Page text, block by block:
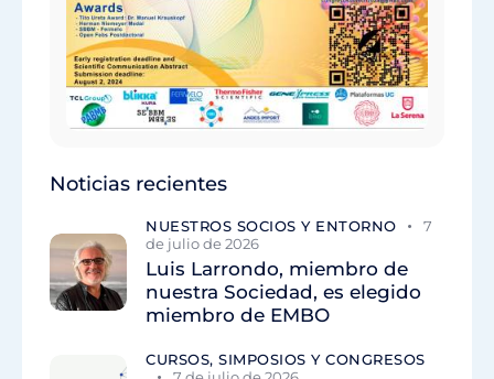
Noticias recientes
NUESTROS SOCIOS Y ENTORNO
7
de julio de 2026
Luis Larrondo, miembro de
nuestra Sociedad, es elegido
miembro de EMBO
CURSOS, SIMPOSIOS Y CONGRESOS